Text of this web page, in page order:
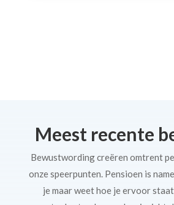
Meest recente
Bewustwording creëren omtrent
onze speerpunten. Pensioen is
je maar weet hoe je ervoor